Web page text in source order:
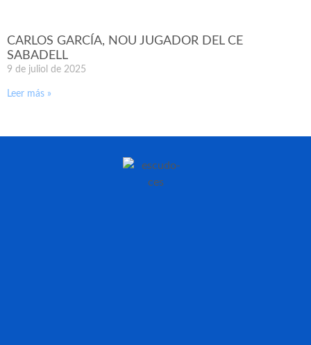
CARLOS GARCÍA, NOU JUGADOR DEL CE
SABADELL
9 de juliol de 2025
Leer más »